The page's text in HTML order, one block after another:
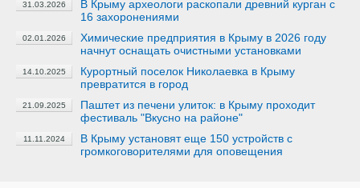
31.03.2026
В Крыму археологи раскопали древний курган с
16 захоронениями
02.01.2026
Химические предприятия в Крыму в 2026 году
начнут оснащать очистными установками
14.10.2025
Курортный поселок Николаевка в Крыму
превратится в город
21.09.2025
Паштет из печени улиток: в Крыму проходит
фестиваль "Вкусно на районе"
11.11.2024
В Крыму установят еще 150 устройств с
громкоговорителями для оповещения